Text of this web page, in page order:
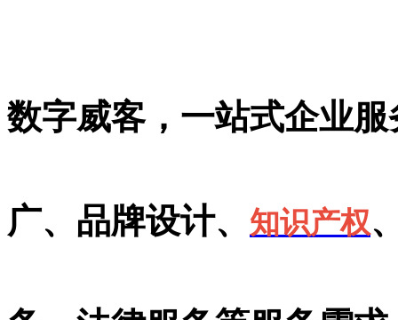
数字威客，一站式企业
广、品牌设计、 知识产权